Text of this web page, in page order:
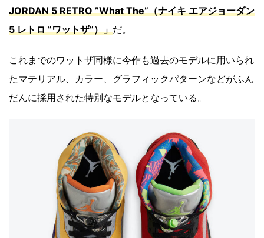
JORDAN 5 RETRO ”What The”（ナイキ エアジョーダン
5 レトロ ”ワットザ”）」だ。
これまでのワットザ同様に今作も過去のモデルに用いられ
たマテリアル、カラー、グラフィックパターンなどがふん
だんに採用された特別なモデルとなっている。